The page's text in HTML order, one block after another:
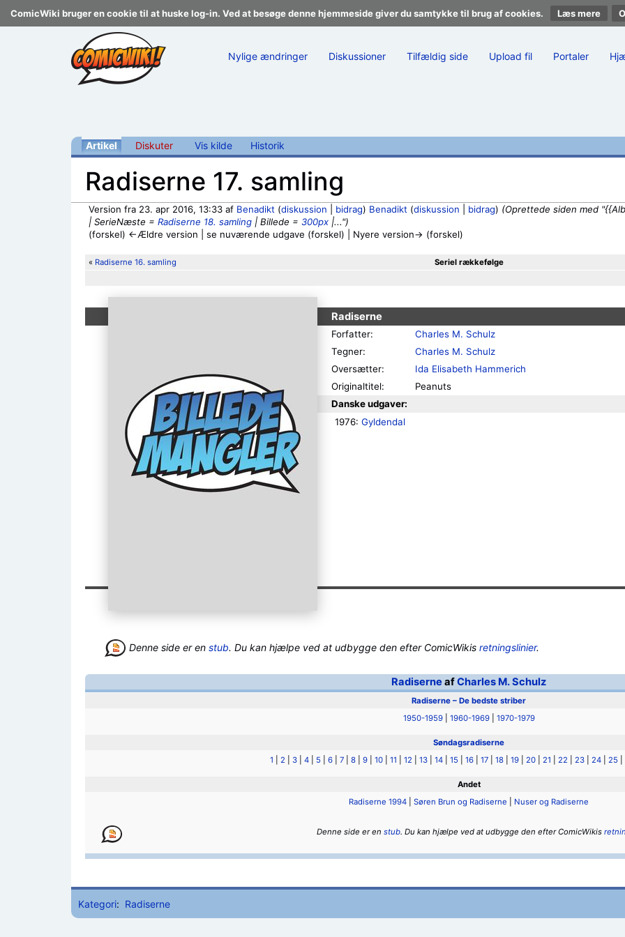
ComicWiki bruger en cookie til at huske log-in. Ved at besøge denne hjemmeside giver du samtykke til brug af cookies. Læs mere
Nylige ændringer Diskussioner Tilfældig side Upload fil Portaler
Artikel Diskuter Vis kilde Historik
Radiserne 17. samling
Version fra 23. apr 2016, 13:33 af Benadikt (diskussion bidrag) Benadikt (diskussion bidrag) (Oprettede siden med
| SerieNæste = Radiserne 18. samling | Billede = 300px |...")
(forskel) ←Ældre version | se nuværende udgave (forskel) | Nyere version→ (forskel)
« Radiserne 16. samling Seriel rækkefølge
Radiserne
Forfatter:
Charles M. Schulz
Tegner:
Charles M. Schulz
Oversætter:
Ida Elisabeth Hammerich
Originaltitel:
Peanuts
Danske udgaver:
1976: Gyldendal
Denne side er en stub. Du kan hjælpe ved at udbygge den efter ComicWikis retningslinier.
Radiserne afCharles M. Schulz
Radiserne – De bedste striber
1950-1959| 1960-1969| 1970-1979
Søndagsradiserne
1
2 3 4 5 6 7 8 9 10 11 12 13 14 15 16 17 18 19 20 21 22 23 24 25
Andet
Radiserne 1994
Søren Brun og Radiserne Nuser og Radiserne
Denne side er enstub. Du kan hjælpe ved at udbygge den efter ComicWikis
Kategori: Radiserne